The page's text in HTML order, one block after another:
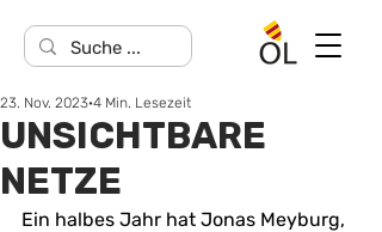
UNSICHTBARE
NETZE
23. Nov. 2023 4 Min. Lesezeit
Ein halbes Jahr hat Jonas Meyburg,